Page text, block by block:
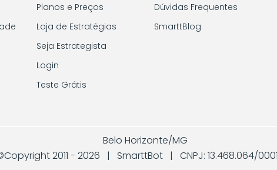
Planos e Preços
Loja de Estratégias
Seja Estrategista
Login
Teste Grátis
Dúvidas Frequentes
SmarttBlog
Belo Horizonte/MG
2011 - 2026 | SmarttBot | CNPJ: 13.468.064/